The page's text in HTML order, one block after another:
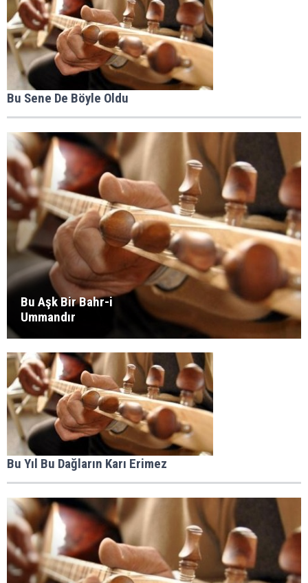
Bu Sene De Böyle Oldu
Bu Aşk Bir Bahr-i
Ummandır
Bu Yıl Bu Dağların Karı Erimez